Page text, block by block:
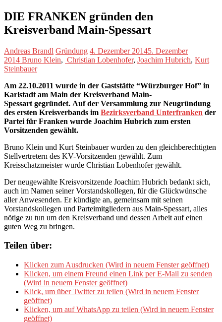
DIE FRANKEN gründen den
Kreisverband Main-Spessart
Andreas Brandl Gründung 4. Dezember 20145. Dezember
2014 Bruno Klein, Christian Lobenhofer, Joachim Hubrich, Kurt
Steinbauer
Am 22.10.2011 wurde in der Gaststätte “Würzburger Hof” in
Karlstadt am Main der Kreisverband Main-
Spessart gegründet. Auf der Versammlung zur Neugründung
des ersten Kreisverbands im Bezirksverband Unterfranken der
Partei für Franken wurde Joachim Hubrich zum ersten
Vorsitzenden gewählt.
Bruno Klein und Kurt Steinbauer wurden zu den gleichberechtigten
Stellvertretern des KV-Vorsitzenden gewählt. Zum
Kreisschatzmeister wurde Christian Lobenhofer gewählt.
Der neugewählte Kreisvorsitzende Joachim Hubrich bedankt sich,
auch im Namen seiner Vorstandskollegen, für die Glückwünsche
aller Anwesenden. Er kündigte an, gemeinsam mit seinen
Vorstandskollegen und Parteimitgliedern aus Main-Spessart, alles
nötige zu tun um den Kreisverband und dessen Arbeit auf einen
guten Weg zu bringen.
Teilen über:
Klicken zum Ausdrucken (Wird in neuem Fenster geöffnet)
Klicken, um einem Freund einen Link per E-Mail zu senden
(Wird in neuem Fenster geöffnet)
Klick, um über Twitter zu teilen (Wird in neuem Fenster
geöffnet)
Klicken, um auf WhatsApp zu teilen (Wird in neuem Fenster
geöffnet)